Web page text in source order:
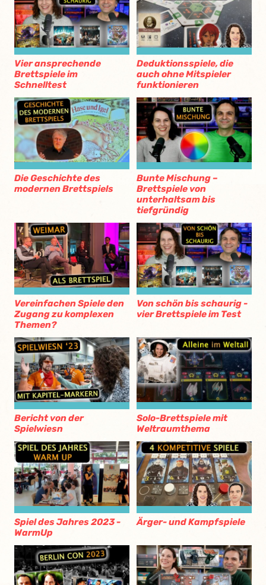
Vier ansprechende
Brettspiele im
Schnelltest
Deduktionsspiele, die
auch ohne Mitspieler
funktionieren
Die Geschichte des
modernen Brettspiels
Bunte Mischung –
Brettspiele von
unterhaltsam bis
tiefgründig
Vereinfachen Spiele den
Zugang zu komplexen
Themen?
Von schön bis schaurig -
vier Brettspiele im Test
Bericht von der
Spielwiesn
Solo-Brettspiele mit
Weltraumthema
Spiel des Jahres 2023 -
WarmUp
Ärger- und Kampfspiele